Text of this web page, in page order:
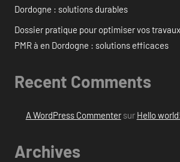
Dordogne : solutions durables
Dossier pratique pour optimiser vos
PMR à en Dordogne : solutions efficaces
Recent Comments
A WordPress Commentersur Hello world!
Archives